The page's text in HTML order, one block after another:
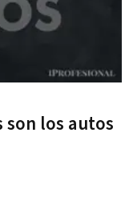
son los autos